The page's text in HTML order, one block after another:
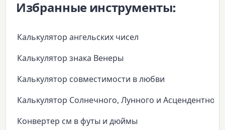
Избранные инструменты:
Калькулятор ангельских чисел
Калькулятор знака Венеры
Калькулятор совместимости в любви
Калькулятор Солнечного, Лунного и Асцендентного
Конвертер см в футы и дюймы